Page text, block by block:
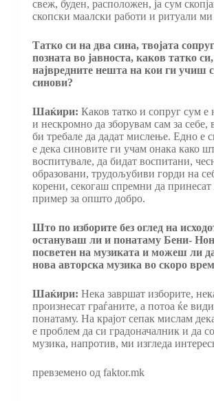
свеж, буден, расположен, ја сум
скопски маалски работи и ритуали
Татко си на два сина, твојата
позната во јавноста, каков татко
највредните нешта на кои ги учиш
синови?
Шаќири: Каков татко и сопруг сум е
и нескромно да зборувам сам за себе,
би требале да дадат мислење. Едно е
е дека синовите ги учам онака како
воспитувале, да бидат воспитани,
образовани, трудољубиви горди на
корени, секогаш спремни да
пример за општо добро.
Што по изборите без оглед на
остануваш ли и понатаму Бени-
посветен на музиката и можеш ли
нова авторска музика во скоро
Шаќири: Нека завршат изборите,
произнесат граѓаните, а потоа ќе
понатаму. На крајот сепак мислам
е проблем да си градоначалник и да
музика, напротив, ми изгледа
превземено од faktor.mk